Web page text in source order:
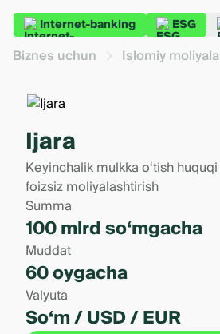
Internet-banking ESG
Biznes uchun Islomiy
Ijara
Keyinchalik mulkka o‘tish
foizsiz moliyalashtirish
Summa
100 mlrd so‘mgacha
Muddat
60 oygacha
Valyuta
So‘m / USD / EUR